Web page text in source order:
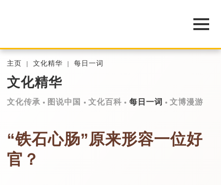
主页 文化精华 每日一词
文化精华
文化传承 图说中国 文化百科 每日一词 文博漫游
“铁石心肠”原来形容一位好
官？